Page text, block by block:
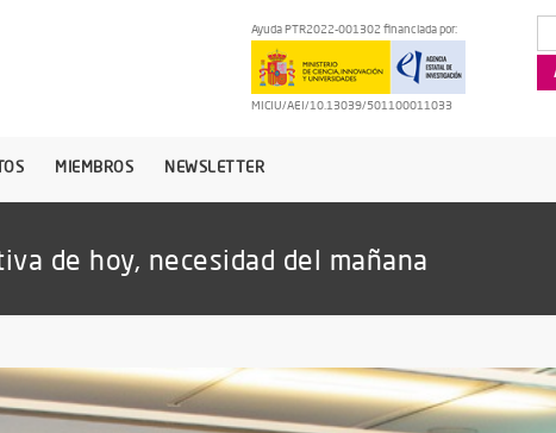
Ayuda PTR2022-001302 financiada por:
MICIU/AEI/10.13039/501100011033
MIEMBROS NEWSLETTER
de hoy, necesidad del mañana